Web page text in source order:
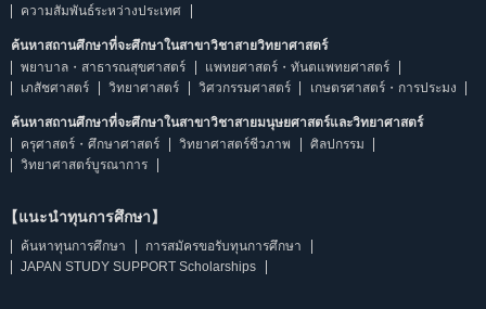
ความสัมพันธ์ระหว่างประเทศ
ค้นหาสถานศึกษาที่จะศึกษาในสาขาวิชาสายวิทยาศาสตร์
พยาบาล・สาธารณสุขศาสตร์
แพทยศาสตร์・ทันตแพทยศาสตร์
เภสัชศาสตร์
วิทยาศาสตร์ วิศวกรรมศาสตร์ เกษตรศาสตร์・การประมง
ค้นหาสถานศึกษาที่จะศึกษาในสาขาวิชาสายมนุษยศาสตร์และวิทยาศาสตร์
ครุศาสตร์・ศึกษาศาสตร์
วิทยาศาสตร์ชีวภาพ
ศิลปกรรม
วิทยาศาสตร์บูรณาการ
【แนะนำทุนการศึกษา】
ค้นหาทุนการศึกษา
การสมัครขอรับทุนการศึกษา
JAPAN STUDY SUPPORT Scholarships